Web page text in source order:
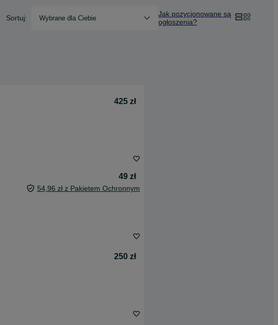
Sortuj: Wybrane dla Ciebie
Jak pozycjonowane są
ogłoszenia?
425 zł
49 zł
54,96 zł z Pakietem Ochronnym
250 zł